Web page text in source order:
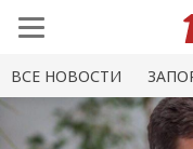
ВСЕ НОВОСТИ